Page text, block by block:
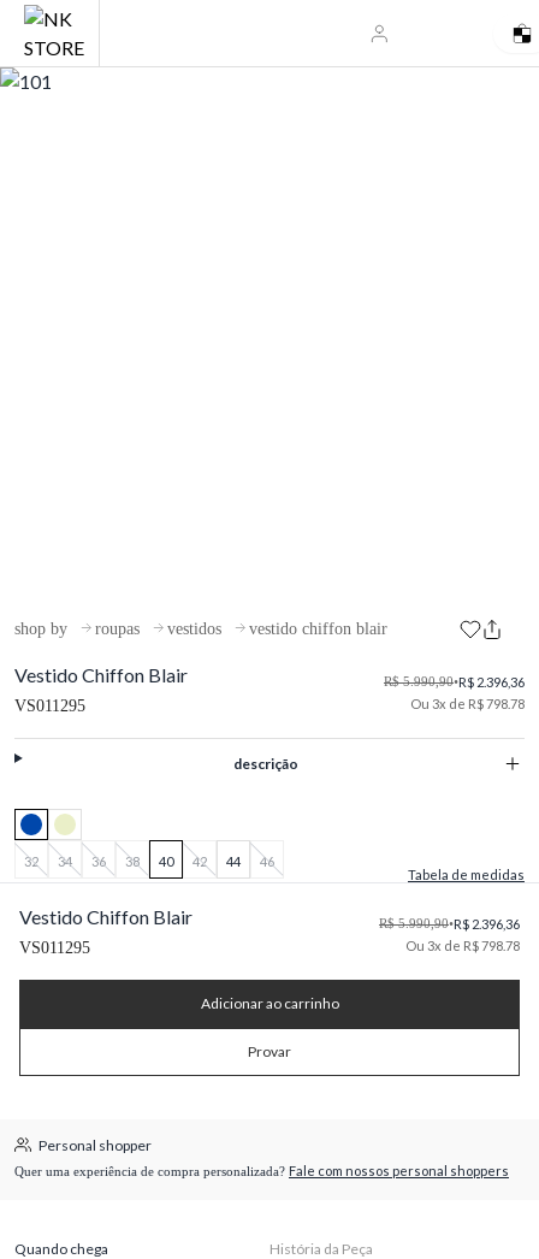
shop by roupas vestidos vestido chiffon blair
Vestido Chiffon Blair
VS011295
R$ 5.990,90•R$ 2.396,36
Ou 3x de R$ 798.78
descrição
32 34 36 38 40 42 44
46
Tabela de medidas
Vestido Chiffon Blair
VS011295
R$ 5.990,90•R$ 2.396,36
Ou 3x de R$ 798.78
Adicionar ao carrinho
Provar
Personal shopper
Quer uma experiência de compra personalizada? Fale com nossos personal shoppers
Quando chega História da Peça